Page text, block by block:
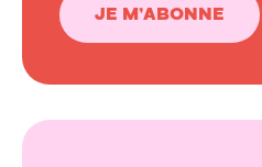
JE M’ABONNE